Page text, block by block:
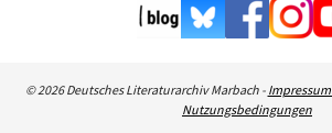
© 2026 Deutsches Literaturarchiv Marbach - Impressum
Nutzungsbedingungen